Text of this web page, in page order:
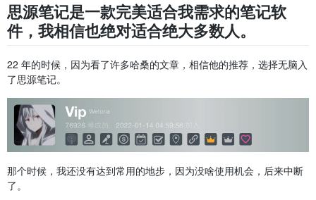
思源笔记是一款完美适合我需求的笔记软
件，我相信也绝对适合绝大多数人。
22 年的时候，因为看了许多哈桑的文章，相信他的推荐，选择无脑入
了思源笔记。
那个时候，我还没有达到常用的地步，因为没啥使用机会，后来中断
了。